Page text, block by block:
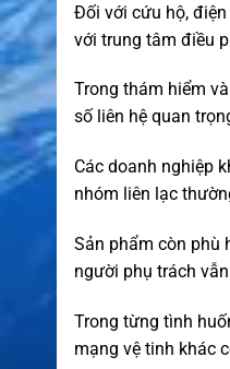
Đối với cứu hộ,
với trung tâm điều
Trong thám hiểm
số liên hệ quan
Các doanh nghiệp
nhóm liên lạc
Sản phẩm còn phù
người phụ trách
Trong từng tình
mạng vệ tinh khác